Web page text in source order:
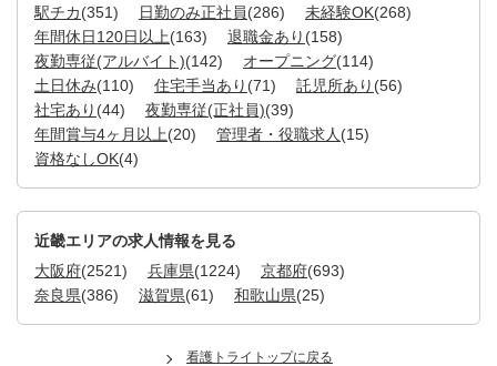
駅チカ(351) 日勤のみ正社員(286) 未経験OK(268)
年間休日120日以上(163) 退職金あり (158)
夜勤専従(アルバイト)(142) オープニング(114)
土日休み(110) 住宅手当あり (71) 託児所あり (56)
社宅あり (44) 夜勤専従(正社員)(39)
年間賞与4ヶ月以上(20) 管理者・役職求人 (15)
資格なしOK(4)
近畿エリアの求人情報を見る
大阪府(2521) 兵庫県(1224) 京都府(693)
奈良県(386) 滋賀県(61) 和歌山県(25)
看護トライトップに戻る